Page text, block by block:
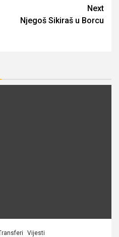
Next
Njegoš Sikiraš u Borcu
Vijesti